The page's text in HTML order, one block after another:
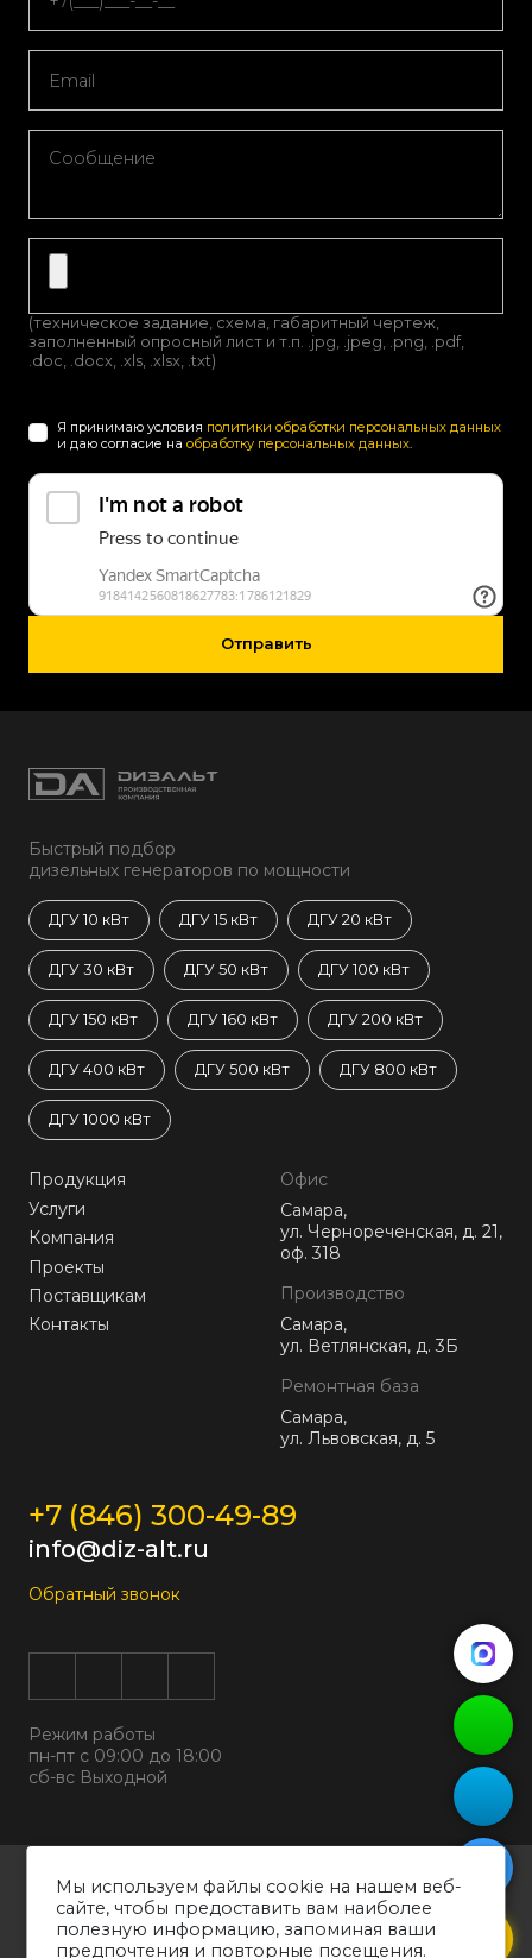
(техническое задание, схема, габаритный чертеж,
заполненный опросный лист и т.п. .jpg, .jpeg, .png, .pdf,
.doc, .docx, .xls, .xlsx, .txt)
Я принимаю условия политики обработки персональных данных
и даю согласие на обработку персональных данных
Отправить
Быстрый подбор
дизельных генераторов по мощности
ДГУ 10 кВт ДГУ 15 кВт ДГУ 20 кВт
ДГУ 30 кВт ДГУ 50 кВт ДГУ 100 кВт
ДГУ 150 кВт ДГУ 160 кВт ДГУ 200 кВт
ДГУ 400 кВт ДГУ 500 кВт ДГУ 800 кВт
ДГУ 1000 кВт
Продукция
Услуги
Компания
Проекты
Поставщикам
Контакты
Офис
Самара,
ул. Чернореченская, д. 21,
оф. 318
Производство
Самара,
ул. Ветлянская, д. 3Б
Ремонтная база
Самара,
ул. Львовская, д. 5
+7 (846) 300-49-89
info@diz-alt.ru
Обратный звонок
Режим работы
пн-пт с 09:00 до 18:00
сб-вс Выходной
Все права защищены © 2026
ООО "ДИЗАЛЬТ"
ИНН 6318069799 ОГРН 1226300038194
Мы используем файлы cookie на нашем веб-
сайте, чтобы предоставить вам наиболее
полезную информацию, запоминая ваши
предпочтения и повторные посещения.